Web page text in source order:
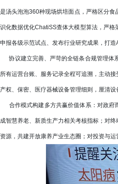
是汤头泡泡360种现场烘培面点，严格区分
识化数据优化ChatiSS查体大模型算法，严
申报各级示范试点、发布行业研究成果，打造
协议建立完善、严苛的全链条合规管理体
所有运营台账、服务记录全程可追溯，主动
产权、保密、医疗器械设备管理细则，厘清
合作模式构建多方共赢价值体系：对政府
成智慧养老、新质生产力相关考核指标；对
资源，共建开放康养产业生态圈；对投资与